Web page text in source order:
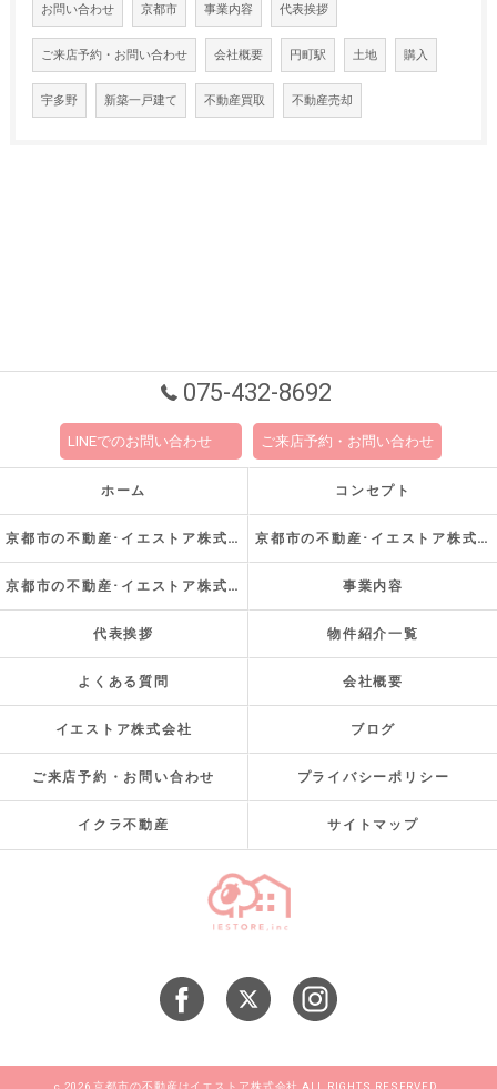
お問い合わせ 京都市 事業内容 代表挨拶
ご来店予約・お問い合わせ 会社概要 円町駅 土地 購入
宇多野 新築一戸建て 不動産買取 不動産売却
075-432-8692
LINEでのお問い合わせ ご来店予約・お問い合わせ
ホーム コンセプト
京都市の不動産･イエストア株式会社の口コミ情報 京都市の不動産･イエストア株式会社の評判
京都市の不動産･イエストア株式会社のお客様の声 事業内容
代表挨拶 物件紹介一覧
よくある質問 会社概要
イエストア株式会社 ブログ
ご来店予約・お問い合わせ プライバシーポリシー
イクラ不動産 サイトマップ
c 2026 京都市の不動産はイエストア株式会社 ALL RIGHTS RESERVED.